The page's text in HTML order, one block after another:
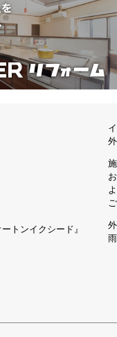
トンイクシード』